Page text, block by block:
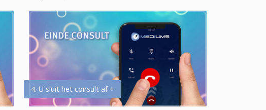
4. U sluit het consult af +